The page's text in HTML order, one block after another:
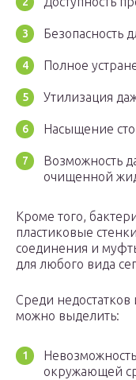
Безопасность
Полное
Утилизация
Насыщение
Возможность
очищенной
Кроме того,
пластиковые
соединения и
для любого вида
Среди недостатков
можно выделить:
окружающей